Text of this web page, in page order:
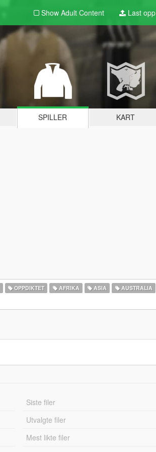
Show Adult Content Last opp
SPILLER KART
OPPDIKTET AFRIKA ASIA AUSTRALIA
Siste filer
Utvalgte filer
Mest likte filer